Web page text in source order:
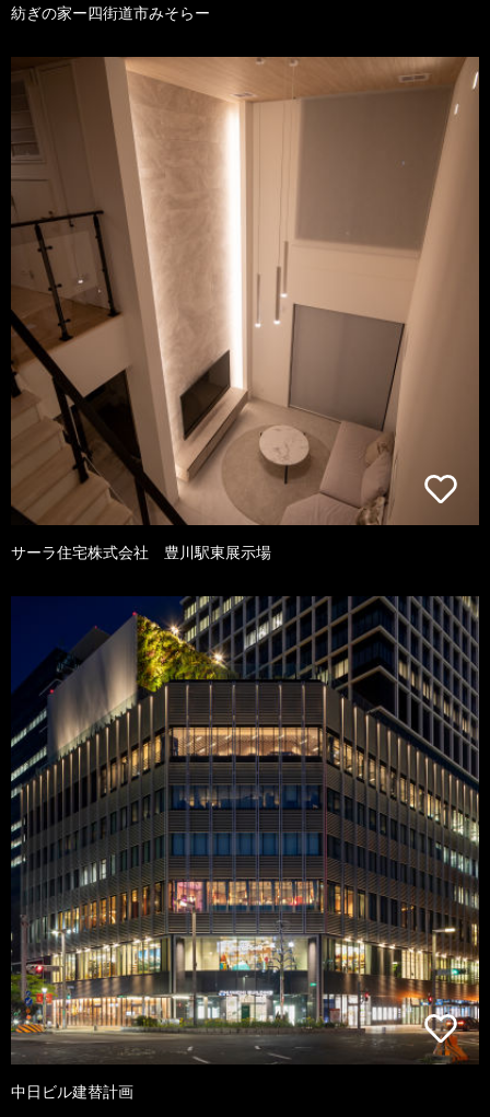
紡ぎの家ー四街道市みそらー
サーラ住宅株式会社 豊川駅東展示場
中日ビル建替計画